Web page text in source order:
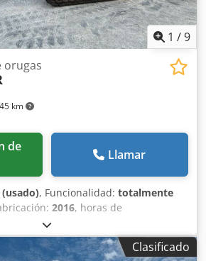
1 /9
km
orugas
Llamar
, Funcionalidad: totalmente
2016, horas de
, * 11.500 horas de trabajo * Peso
* Potencia del motor: 77 kW Djdpfxsy
Roadliner * Acoplador rápido
Clasificado